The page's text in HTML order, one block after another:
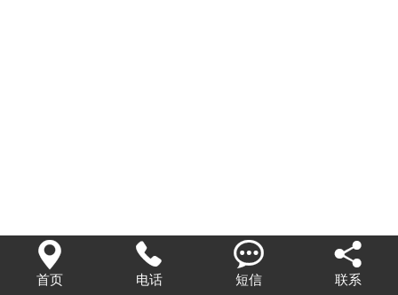

首页

电话

短信

联系